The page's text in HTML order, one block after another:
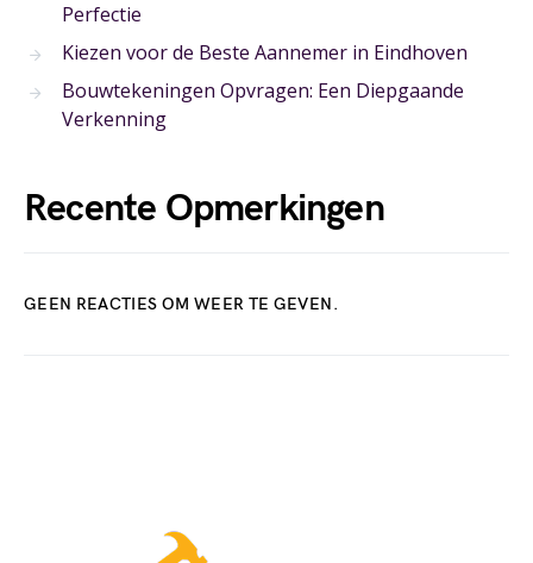
Perfectie
Kiezen voor de Beste Aannemer in Eindhoven
Bouwtekeningen Opvragen: Een Diepgaande
Verkenning
Recente Opmerkingen
GEEN REACTIES OM WEER TE GEVEN.